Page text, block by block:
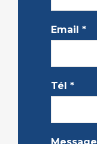
Email *
Tél *
Message